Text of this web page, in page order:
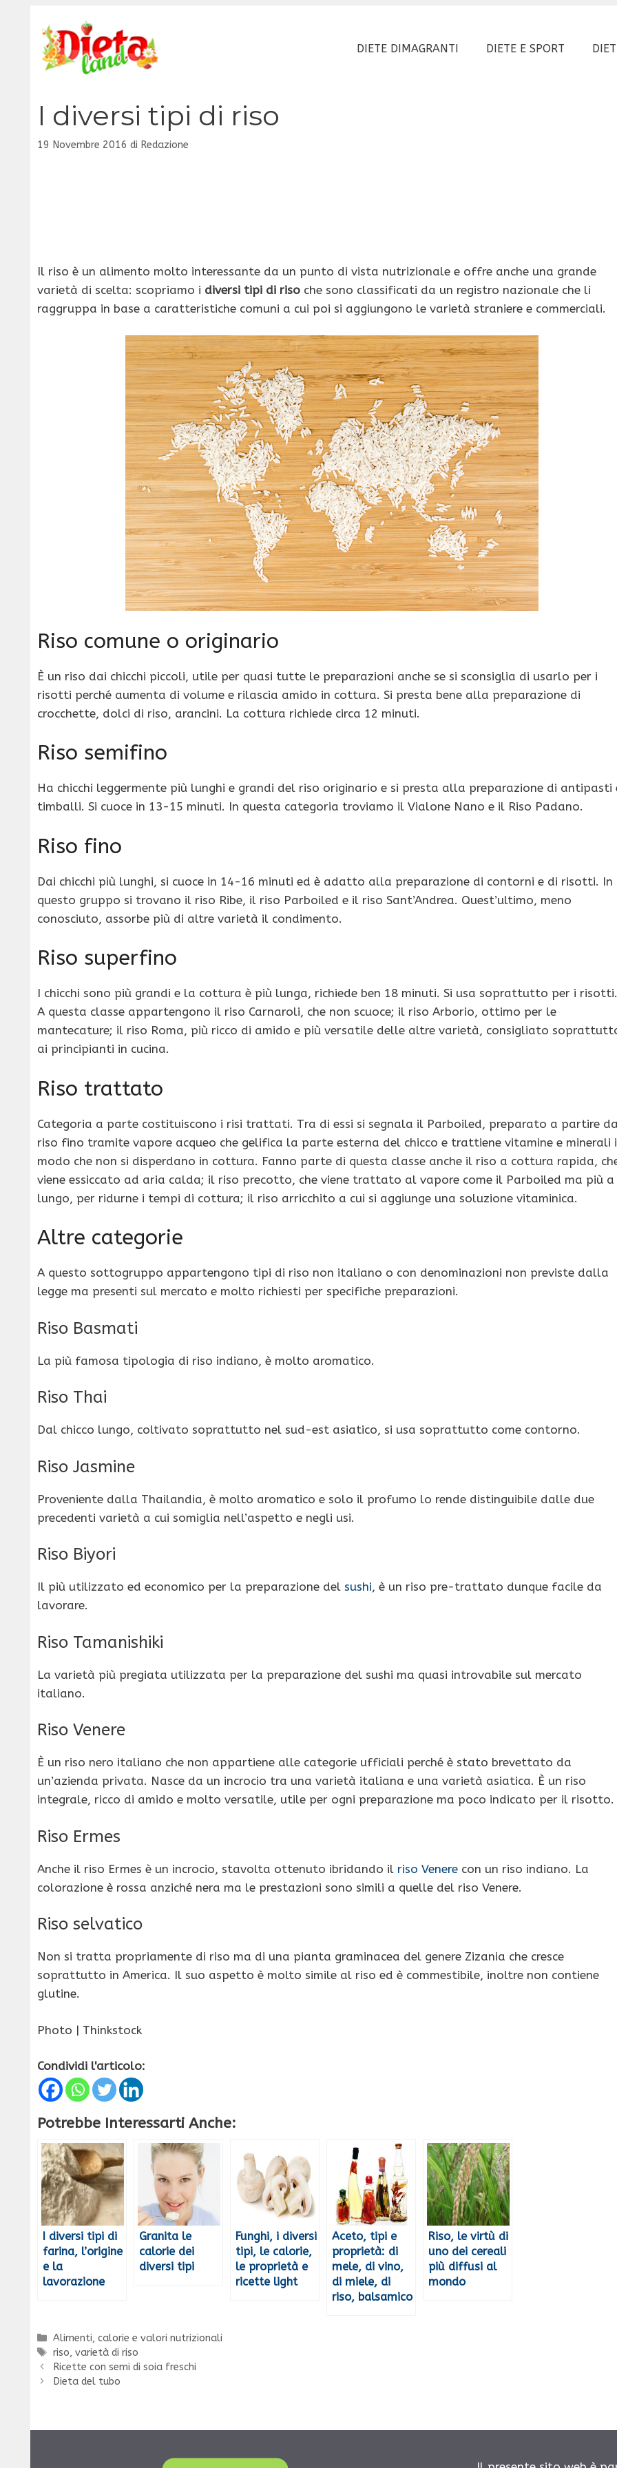
contenuto
DIETE DIMAGRANTI DIETE E SPORT
I diversi tipi di riso
19 Novembre 2016 di Redazione
Il riso è un alimento molto interessante da un punto di vista nutrizionale e offre anche una grande
varietà di scelta: scopriamo i diversi tipi di riso che sono classificati da un registro nazionale che li
raggruppa in base a caratteristiche comuni a cui poi si aggiungono le varietà straniere e commerciali.
Riso comune o originario
È un riso dai chicchi piccoli, utile per quasi tutte le preparazioni anche se si sconsiglia di usarlo per i
risotti perché aumenta di volume e rilascia amido in cottura. Si presta bene alla preparazione di
crocchette, dolci di riso, arancini. La cottura richiede circa 12 minuti.
Riso semifino
Ha chicchi leggermente più lunghi e grandi del riso originario e si presta alla preparazione di antipasti
timballi. Si cuoce in 13-15 minuti. In questa categoria troviamo il Vialone Nano e il Riso Padano.
Riso fino
Dai chicchi più lunghi, si cuoce in 14-16 minuti ed è adatto alla preparazione di contorni e di risotti. In
questo gruppo si trovano il riso Ribe, il riso Parboiled e il riso Sant’Andrea. Quest’ultimo, meno
conosciuto, assorbe più di altre varietà il condimento.
Riso superfino
I chicchi sono più grandi e la cottura è più lunga, richiede ben 18 minuti. Si usa soprattutto per i risotti.
A questa classe appartengono il riso Carnaroli, che non scuoce; il riso Arborio, ottimo per le
mantecature; il riso Roma, più ricco di amido e più versatile delle altre varietà, consigliato
ai principianti in cucina.
Riso trattato
Categoria a parte costituiscono i risi trattati. Tra di essi si segnala il Parboiled, preparato a partire
riso fino tramite vapore acqueo che gelifica la parte esterna del chicco e trattiene vitamine e minerali
modo che non si disperdano in cottura. Fanno parte di questa classe anche il riso a cottura rapida,
viene essiccato ad aria calda; il riso precotto, che viene trattato al vapore come il Parboiled ma più a
lungo, per ridurne i tempi di cottura; il riso arricchito a cui si aggiunge una soluzione vitaminica.
Altre categorie
A questo sottogruppo appartengono tipi di riso non italiano o con denominazioni non previste dalla
legge ma presenti sul mercato e molto richiesti per specifiche preparazioni.
Riso Basmati
La più famosa tipologia di riso indiano, è molto aromatico.
Riso Thai
Dal chicco lungo, coltivato soprattutto nel sud-est asiatico, si usa soprattutto come contorno.
Riso Jasmine
Proveniente dalla Thailandia, è molto aromatico e solo il profumo lo rende distinguibile dalle due
precedenti varietà a cui somiglia nell’aspetto e negli usi.
Riso Biyori
Il più utilizzato ed economico per la preparazione del sushi, è un riso pre-trattato dunque facile da
lavorare.
Riso Tamanishiki
La varietà più pregiata utilizzata per la preparazione del sushi ma quasi introvabile sul mercato
italiano.
Riso Venere
È un riso nero italiano che non appartiene alle categorie ufficiali perché è stato brevettato da
un’azienda privata. Nasce da un incrocio tra una varietà italiana e una varietà asiatica. È un riso
integrale, ricco di amido e molto versatile, utile per ogni preparazione ma poco indicato per il risotto.
Riso Ermes
Anche il riso Ermes è un incrocio, stavolta ottenuto ibridando il riso Venere con un riso indiano. La
colorazione è rossa anziché nera ma le prestazioni sono simili a quelle del riso Venere.
Riso selvatico
Non si tratta propriamente di riso ma di una pianta graminacea del genere Zizania che cresce
soprattutto in America. Il suo aspetto è molto simile al riso ed è commestibile, inoltre non contiene
glutine.
Photo | Thinkstock
Condividi l'articolo:
Potrebbe Interessarti Anche:
I diversi tipi di
farina, l’origine
e la
lavorazione
Granita le
calorie dei
diversi tipi
Funghi, i diversi
tipi, le calorie,
le proprietà e
ricette light
Aceto, tipi e
proprietà: di
mele, di vino,
di miele, di
riso, balsamico
Riso, le virtù di
uno dei cereali
più diffusi al
mondo
Categorie
Alimenti, calorie e valori nutrizionali
Tag
riso,varietà di riso
Ricette con semi di soia freschi
Dieta del tubo